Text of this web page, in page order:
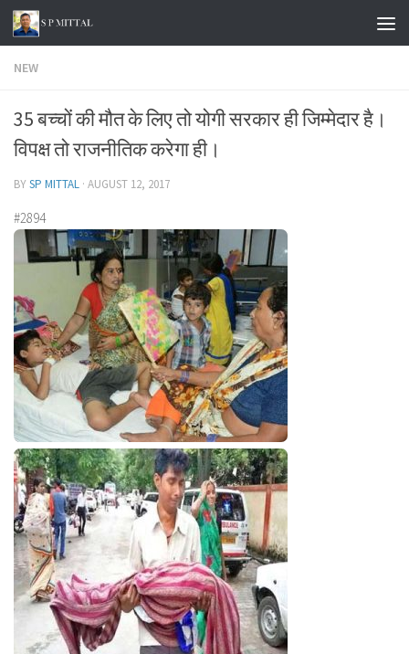
Skip to content
NEW
35 बच्चों की मौत के लिए तो योगी सरकार ही जिम्मेदार है।
विपक्ष तो राजनीतिक करेगा ही।
BYSP MITTAL · AUGUST 12, 2017
#2894